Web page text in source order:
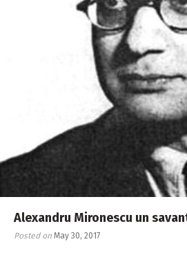
Alexandru Mironescu un
Posted on May 30, 2017